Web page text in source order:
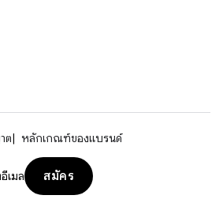
ต
หลักเกณฑ์ของแบรนด์
เมล
สมัคร